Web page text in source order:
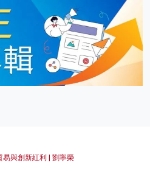
與創新紅利 | 劉寧榮